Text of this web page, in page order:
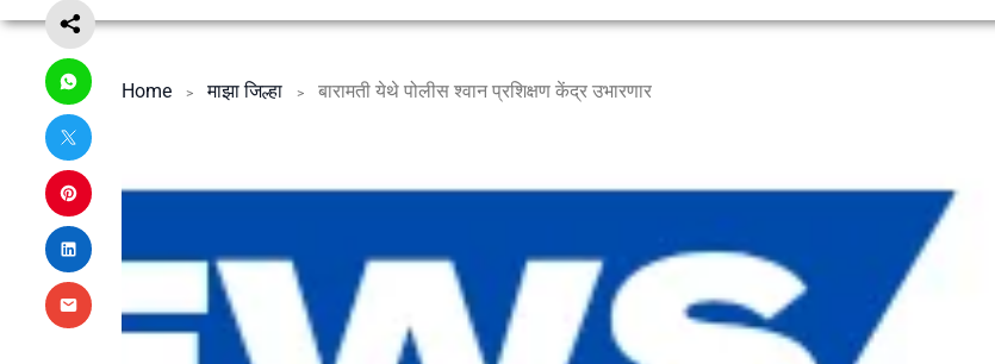
Home माझा जिल्हा बारामती येथे पोलीस श्वान प्रशिक्षण केंद्र उभारणार